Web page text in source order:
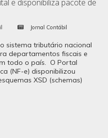
e disponibiliza pacote de
Jornal Contábil
sistema tributário nacional
departamentos fiscais e
todo o país. O Portal
(NF-e) disponibilizou
XSD (schemas)